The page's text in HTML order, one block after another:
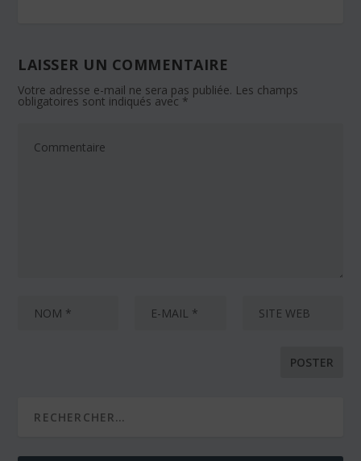
LAISSER UN COMMENTAIRE
Votre adresse e-mail ne sera pas publiée. Les champs
obligatoires sont indiqués avec *